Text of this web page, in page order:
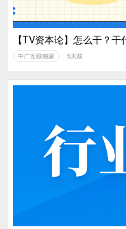
【TV资本论】怎么干？
中广互联独家 5天前